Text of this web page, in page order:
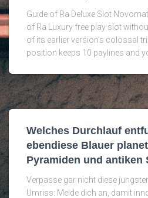
Guide of Ra Deluxe Slot
of Ra Luxury free play slot
of its earlier version’s colossal
position keeps 10 paylines and
Welches Durchlauf
ebendiese Blauer
Pyramiden und antiken
Verpasse gar nicht diese
Umriss: Melde dich an, damit